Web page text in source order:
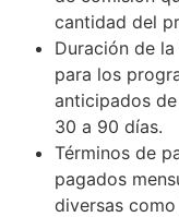
cantidad del
Duración de
para los
anticipados
30 a 90 días.
Términos de
pagados
diversas